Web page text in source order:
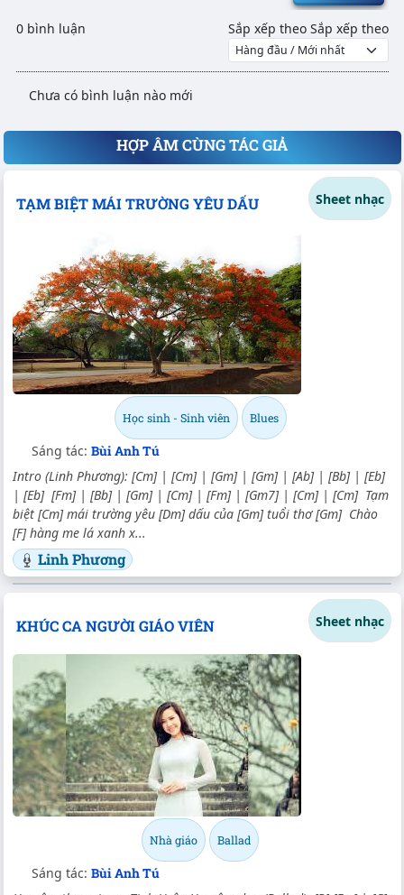
0 bình luận Sắp xếp theo Sắp xếp theo
Chưa có bình luận nào mới
HỢP ÂM CÙNG TÁC GIẢ
TẠM BIỆT MÁI TRƯỜNG YÊU DẤU Sheet nhạc
Học sinh - Sinh viên Blues
Sáng tác: Bùi Anh Tú
Intro (Linh Phương): [Cm] | [Cm] | [Gm] | [Gm] | [Ab] | [Bb] | [Eb]
| [Eb] [Fm] | [Bb] | [Gm] | [Cm] | [Fm] | [Gm7] | [Cm] | [Cm] Tạm
biệt [Cm] mái trường yêu [Dm] dấu của [Gm] tuổi thơ [Gm] Chào
[F] hàng me lá xanh x...
Linh Phương
KHÚC CA NGƯỜI GIÁO VIÊN Sheet nhạc
Nhà giáo Ballad
Sáng tác: Bùi Anh Tú